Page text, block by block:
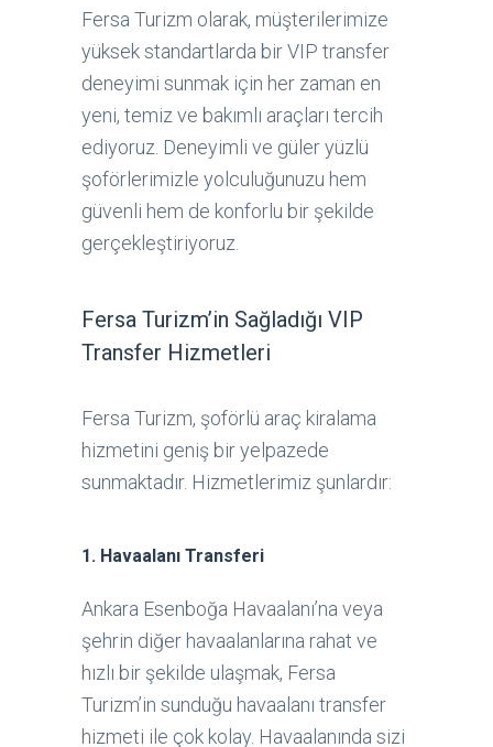
Fersa Turizm olarak, müşterilerimize
yüksek standartlarda bir VIP transfer
deneyimi sunmak için her zaman en
yeni, temiz ve bakımlı araçları tercih
ediyoruz. Deneyimli ve güler yüzlü
şoförlerimizle yolculuğunuzu hem
güvenli hem de konforlu bir şekilde
gerçekleştiriyoruz.
Fersa Turizm’in Sağladığı VIP
Transfer Hizmetleri
Fersa Turizm, şoförlü araç kiralama
hizmetini geniş bir yelpazede
sunmaktadır. Hizmetlerimiz şunlardır:
1. Havaalanı Transferi
Ankara Esenboğa Havaalanı’na veya
şehrin diğer havaalanlarına rahat ve
hızlı bir şekilde ulaşmak, Fersa
Turizm’in sunduğu havaalanı transfer
hizmeti ile çok kolay. Havaalanında sizi